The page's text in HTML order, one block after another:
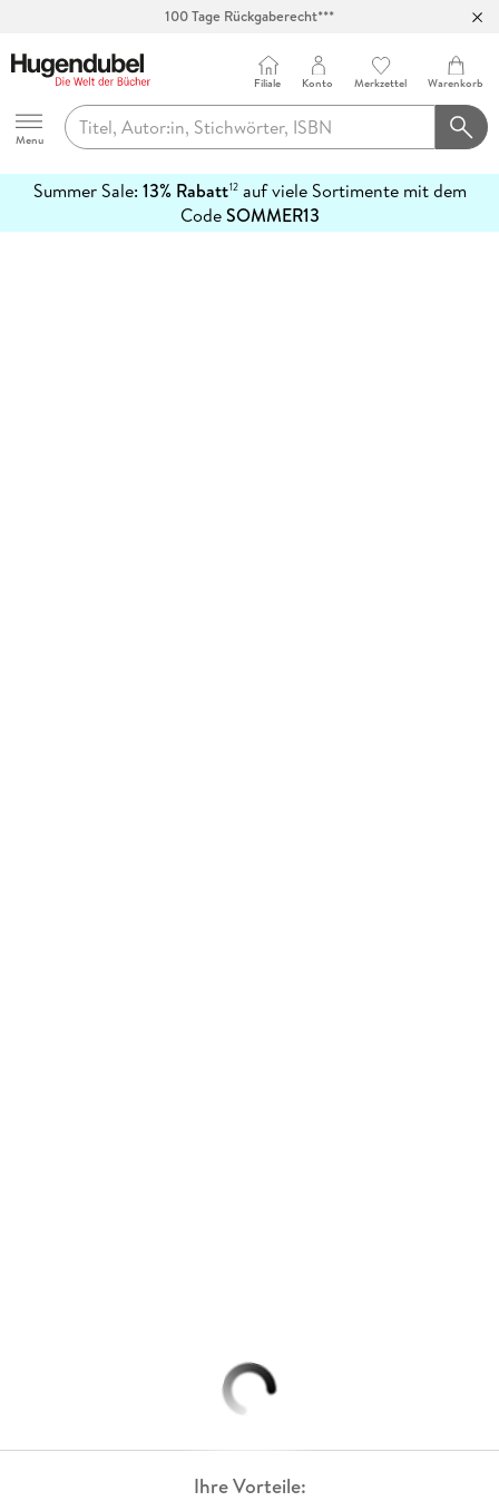
100 Tage Rückgaberecht***
Hugendubel
Menu
Filiale Konto Merkzettel Warenkorb
Summer Sale: 13% Rabatt12auf viele Sortimente mit dem
CodeSOMMER13
erfahren
Ihre Vorteile: